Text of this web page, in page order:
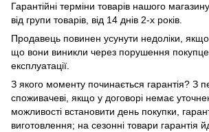
Гарантійні терміни товарів нашого
від групи товарів, від 14 днів 2-х років.
Продавець повинен усунути недоліки,
що вони виникли через порушення
експлуатації.
З якого моменту починається гарантія? З
споживачеві, якщо у договорі немає
можливості встановити день покупки,
виготовлення; на сезонні товари гарантія